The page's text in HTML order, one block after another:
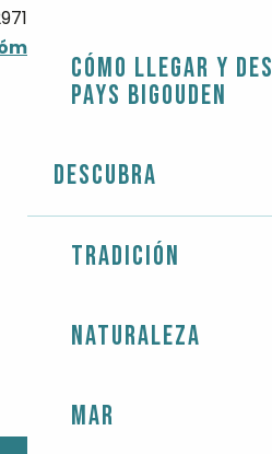
Cómo llegar y
Pays Bigouden
Descubra
Tradición
Naturaleza
Mar
Guiler-sur-Goyen
llegar